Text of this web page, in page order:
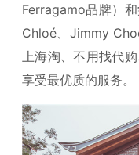
Ferragamo品牌）
Chloé、Jimmy
上海淘、不用找代
享受最优质的服务。